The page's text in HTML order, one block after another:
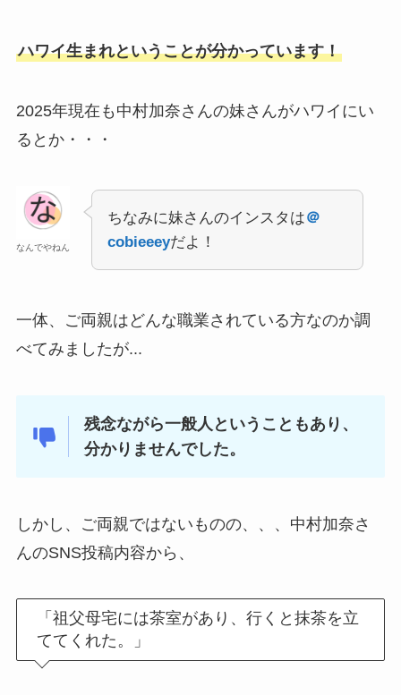
ハワイ生まれということが分かっています！
2025年現在も中村加奈さんの妹さんがハワイにい
るとか・・・
なんでやねん
ちなみに妹さんのインスタは＠
cobieeeyだよ！
一体、ご両親はどんな職業されている方なのか調
べてみましたが...
残念ながら一般人ということもあり、
分かりませんでした。
しかし、ご両親ではないものの、、、中村加奈さ
んのSNS投稿内容から、
「祖父母宅には茶室があり、行くと抹茶を立
ててくれた。」